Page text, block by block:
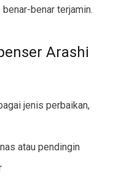
benar terjamin.
Arashi
jenis perbaikan,
atau pendingin